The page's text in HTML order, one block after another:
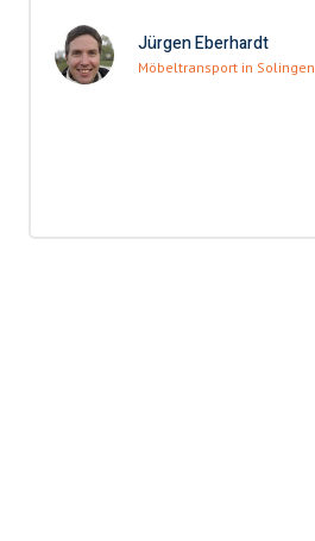
Jürgen Eberhardt
Möbeltransport in Solingen